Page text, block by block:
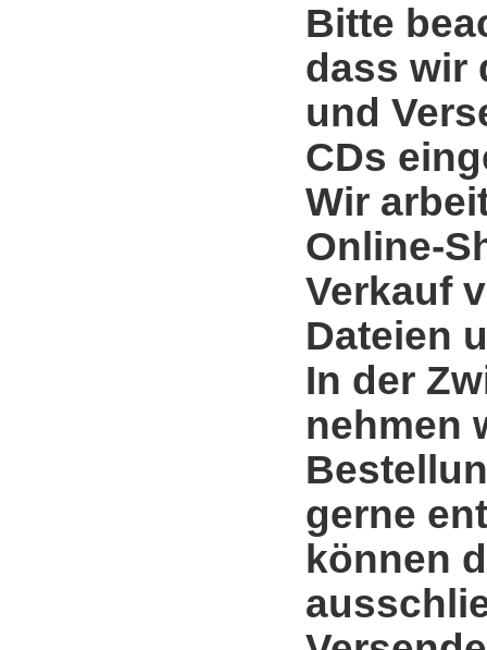
Bitte
dass wir
und
CDs
Wir
Online-
Verkauf
Dateien
In der
nehmen
gerne
können